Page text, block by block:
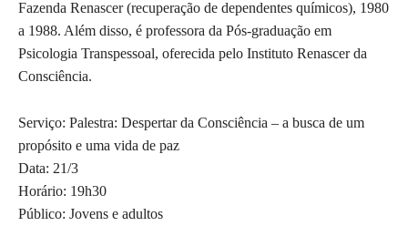
Fazenda Renascer (recuperação de dependentes químicos), 1980
a 1988. Além disso, é professora da Pós-graduação em
Psicologia Transpessoal, oferecida pelo Instituto Renascer da
Consciência.
Serviço: Palestra: Despertar da Consciência – a busca de um
propósito e uma vida de paz
Data: 21/3
Horário: 19h30
Público: Jovens e adultos